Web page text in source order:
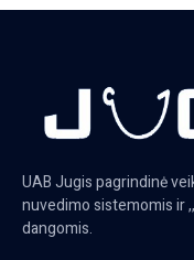
UAB Jugis pagrindinė
nuvedimo sistemomis ir
dangomis.